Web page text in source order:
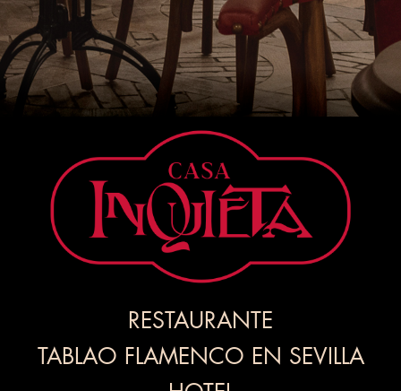
RESTAURANTE
TABLAO FLAMENCO EN SEVILLA